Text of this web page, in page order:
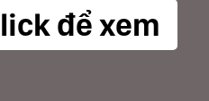
để xem